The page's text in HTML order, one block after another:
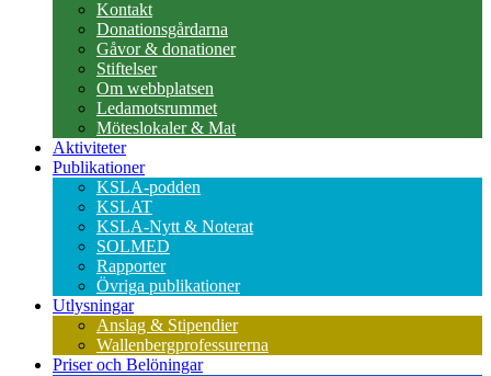
Kontakt
Donationsgårdarna
Gåvor & donationer
Stiftelser
Om webbplatsen
Ledamotsrummet
Möteslokaler & Mat
Aktiviteter
Publikationer
KSLA-podden
KSLAT
KSLA-Nytt & Noterat
SOLMED
Rapporter
Övriga publikationer
Utlysningar
Anslag & Stipendier
Wallenbergprofessurerna
Priser och Belöningar